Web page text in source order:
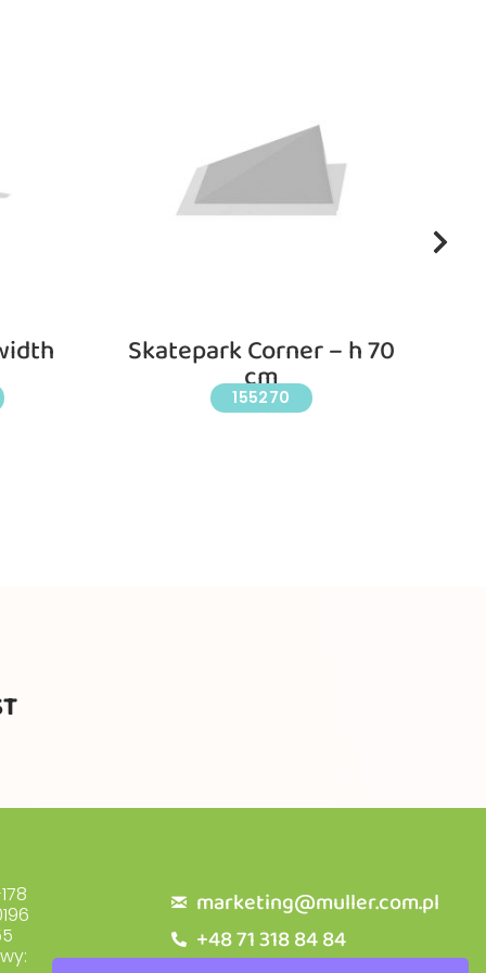
Skatepark Corner – h 70
cm
155270
marketing@muller.com.pl
+48 71 318 84 84